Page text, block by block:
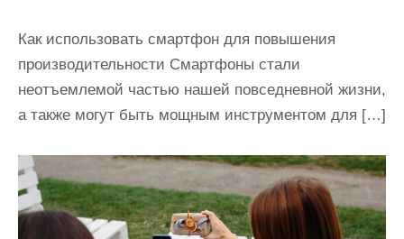
Как использовать смартфон для повышения
производительности Смартфоны стали
неотъемлемой частью нашей повседневной жизни,
а также могут быть мощным инструментом для […]